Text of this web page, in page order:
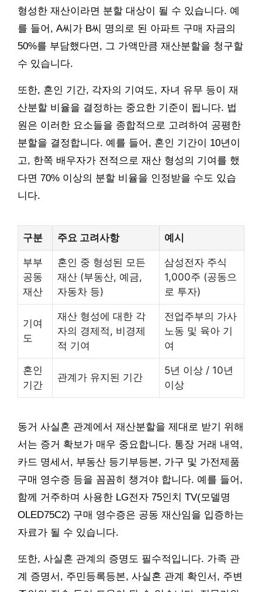
형성한 재산이라면 분할 대상이 될 수 있습니다. 예
를 들어, A씨가 B씨 명의로 된 아파트 구매 자금의
50%를 부담했다면, 그 가액만큼 재산분할을 청구할
수 있습니다.
또한, 혼인 기간, 각자의 기여도, 자녀 유무 등이 재
산분할 비율을 결정하는 중요한 기준이 됩니다. 법
원은 이러한 요소들을 종합적으로 고려하여 공평한
분할을 결정합니다. 예를 들어, 혼인 기간이 10년이
고, 한쪽 배우자가 전적으로 재산 형성의 기여를 했
다면 70% 이상의 분할 비율을 인정받을 수도 있습
니다.
구분 주요 고려사항 예시
부부
공동
재산
혼인 중 형성된 모든
재산 (부동산, 예금,
자동차 등)
삼성전자 주식
1,000주 (공동으
로 투자)
기여
도
재산 형성에 대한 각
자의 경제적, 비경제
적 기여
전업주부의 가사
노동 및 육아 기
여
혼인
기간
관계가 유지된 기간
5년 이상 / 10년
이상
동거 사실혼 관계에서 재산분할을 제대로 받기 위해
서는 증거 확보가 매우 중요합니다. 통장 거래 내역,
카드 명세서, 부동산 등기부등본, 가구 및 가전제품
구매 영수증 등을 꼼꼼히 챙겨야 합니다. 예를 들어,
함께 거주하며 사용한 LG전자 75인치 TV(모델명
OLED75C2) 구매 영수증은 공동 재산임을 입증하는
자료가 될 수 있습니다.
또한, 사실혼 관계의 증명도 필수적입니다. 가족 관
계 증명서, 주민등록등본, 사실혼 관계 확인서, 주변